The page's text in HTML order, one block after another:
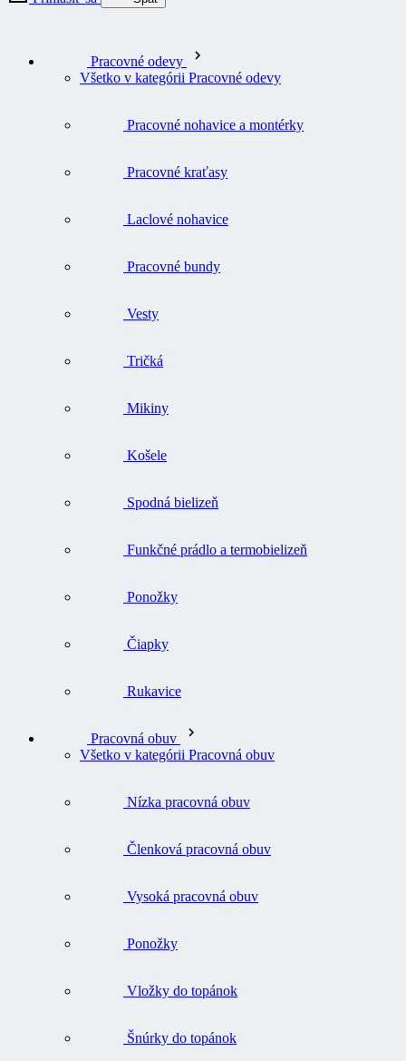
Pracovné odevy
Všetko v kategórii Pracovné odevy
Pracovné nohavice a montérky
Pracovné kraťasy
Laclové nohavice
Pracovné bundy
Vesty
Tričká
Mikiny
Košele
Spodná bielizeň
Funkčné prádlo a termobielizeň
Ponožky
Čiapky
Rukavice
Pracovná obuv
Všetko v kategórii Pracovná obuv
Nízka pracovná obuv
Členková pracovná obuv
Vysoká pracovná obuv
Ponožky
Vložky do topánok
Šnúrky do topánok